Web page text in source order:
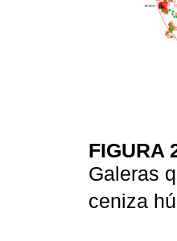
FIGURA
Galeras
ceniza